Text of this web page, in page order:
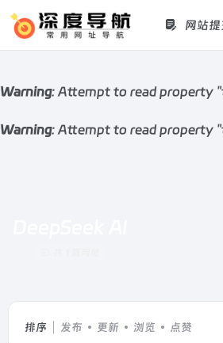
Warning: Attempt to read property
Warning: Attempt to read property
网站提
排序 发布 更新 浏览 点赞